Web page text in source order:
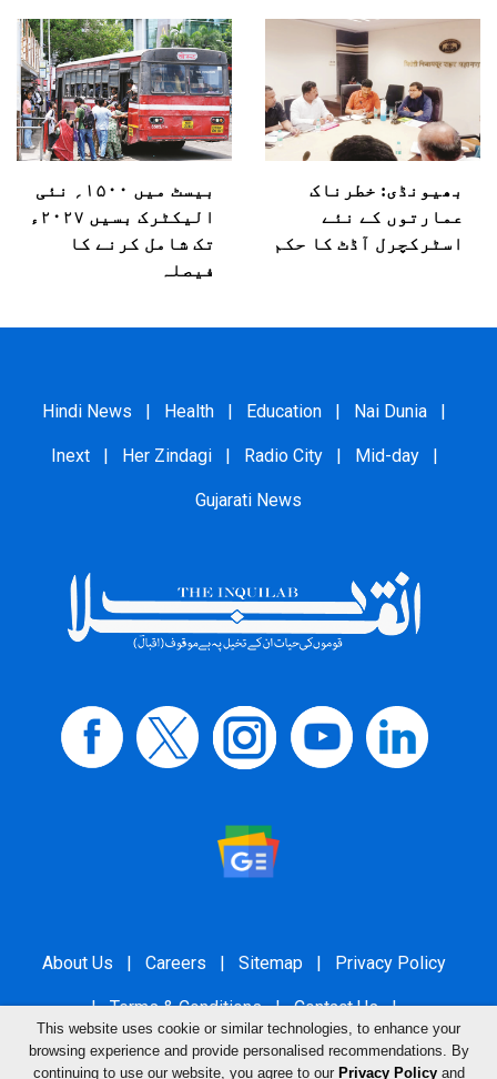
بھیونڈی: خطرناک
عمارتوں کے نئے
اسٹرکچرل آڈٹ کا حکم
بیسٹ میں ۱۵۰۰؍ نئی
الیکٹرک بسیں ۲۰۲۷ء
تک شامل کرنے کا
فیصلہ
Hindi News | Health | Education | Nai Dunia |
Inext | Her Zindagi | Radio City | Mid-day |
Gujarati News
About Us | Careers | Sitemap | Privacy Policy
| Terms & Conditions | Contact Us |
Grievance Redressal
This website uses cookie or similar technologies, to enhance your
browsing experience and provide personalised recommendations. By
continuing to use our website, you agree to our Privacy Policyand